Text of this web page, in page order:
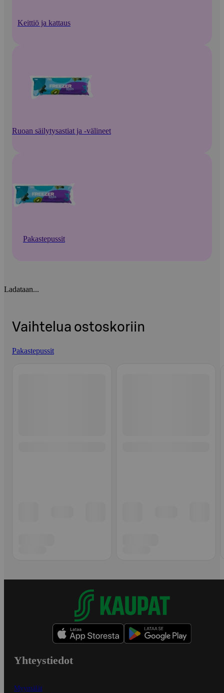
Keittiö ja kattaus
Ruoan säilytysastiat ja -välineet
Pakastepussit
Ladataan...
Vaihtelua ostoskoriin
Pakastepussit
Yhteystiedot
Myymälät